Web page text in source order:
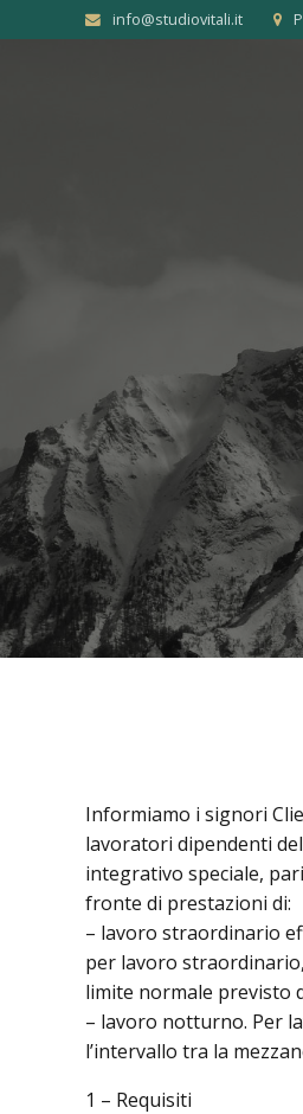
info@studiovitali.it
Informiamo i signori
lavoratori dipendenti
integrativo speciale,
fronte di prestazioni di:
– lavoro straordinario
per lavoro
limite normale previsto
– lavoro notturno. Per
l’intervallo tra la
1 – Requisiti